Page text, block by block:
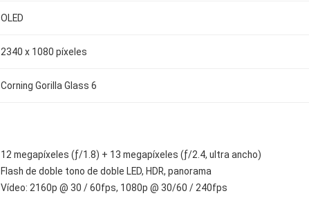
OLED
2340 x 1080 píxeles
Corning Gorilla Glass 6
12 megapíxeles (ƒ/1.8) + 13 megapíxeles (ƒ/2.4, ultra ancho)
Flash de doble tono de doble LED, HDR, panorama
Vídeo: 2160p @ 30 / 60fps, 1080p @ 30/60 / 240fps